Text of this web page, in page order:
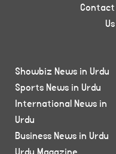
Contact
Us
Showbiz News in Urdu
Sports News in Urdu
International News in
Urdu
Business News in Urdu